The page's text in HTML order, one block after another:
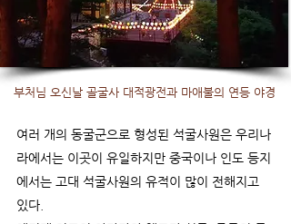
​부처님 오신날 골굴사 대적광전과 마애불의 연등 야경
여러 개의 동굴군으로 형성된 석굴사원은 우리나
라에서는 이곳이 유일하지만 중국이나 인도 등지
에서는 고대 석굴사원의 유적이 많이 전해지고
있다.